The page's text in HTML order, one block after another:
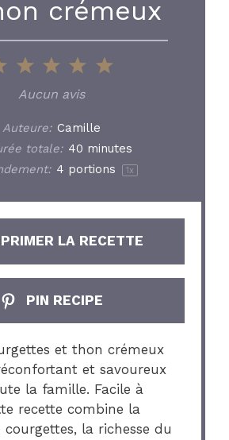
crémeux
5
4
3
Stars
2
Stars
1
Star
Aucun avis
Auteure: Camille
totale: 40 minutes
4 portions 1 x
LA RECETTE
PIN RECIPE
et thon crémeux
et savoureux
la famille. Facile à
recette combine la
la richesse du